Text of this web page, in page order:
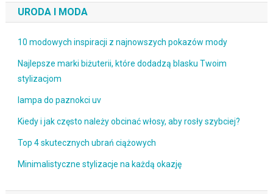
URODA I MODA
10 modowych inspiracji z najnowszych pokazów mody
Najlepsze marki biżuterii, które dodadzą blasku Twoim
stylizacjom
lampa do paznokci uv
Kiedy i jak często należy obcinać włosy, aby rosły szybciej?
Top 4 skutecznych ubrań ciążowych
Minimalistyczne stylizacje na każdą okazję